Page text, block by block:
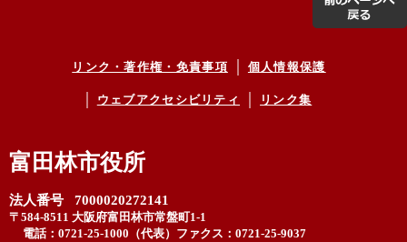
リンク・著作権・免責事項 個人情報保護
ウェブアクセシビリティ リンク集
富田林市役所
法人番号 7000020272141
〒584-8511 大阪府富田林市常盤町1-1
電話：0721-25-1000（代表） ファクス：0721-25-9037